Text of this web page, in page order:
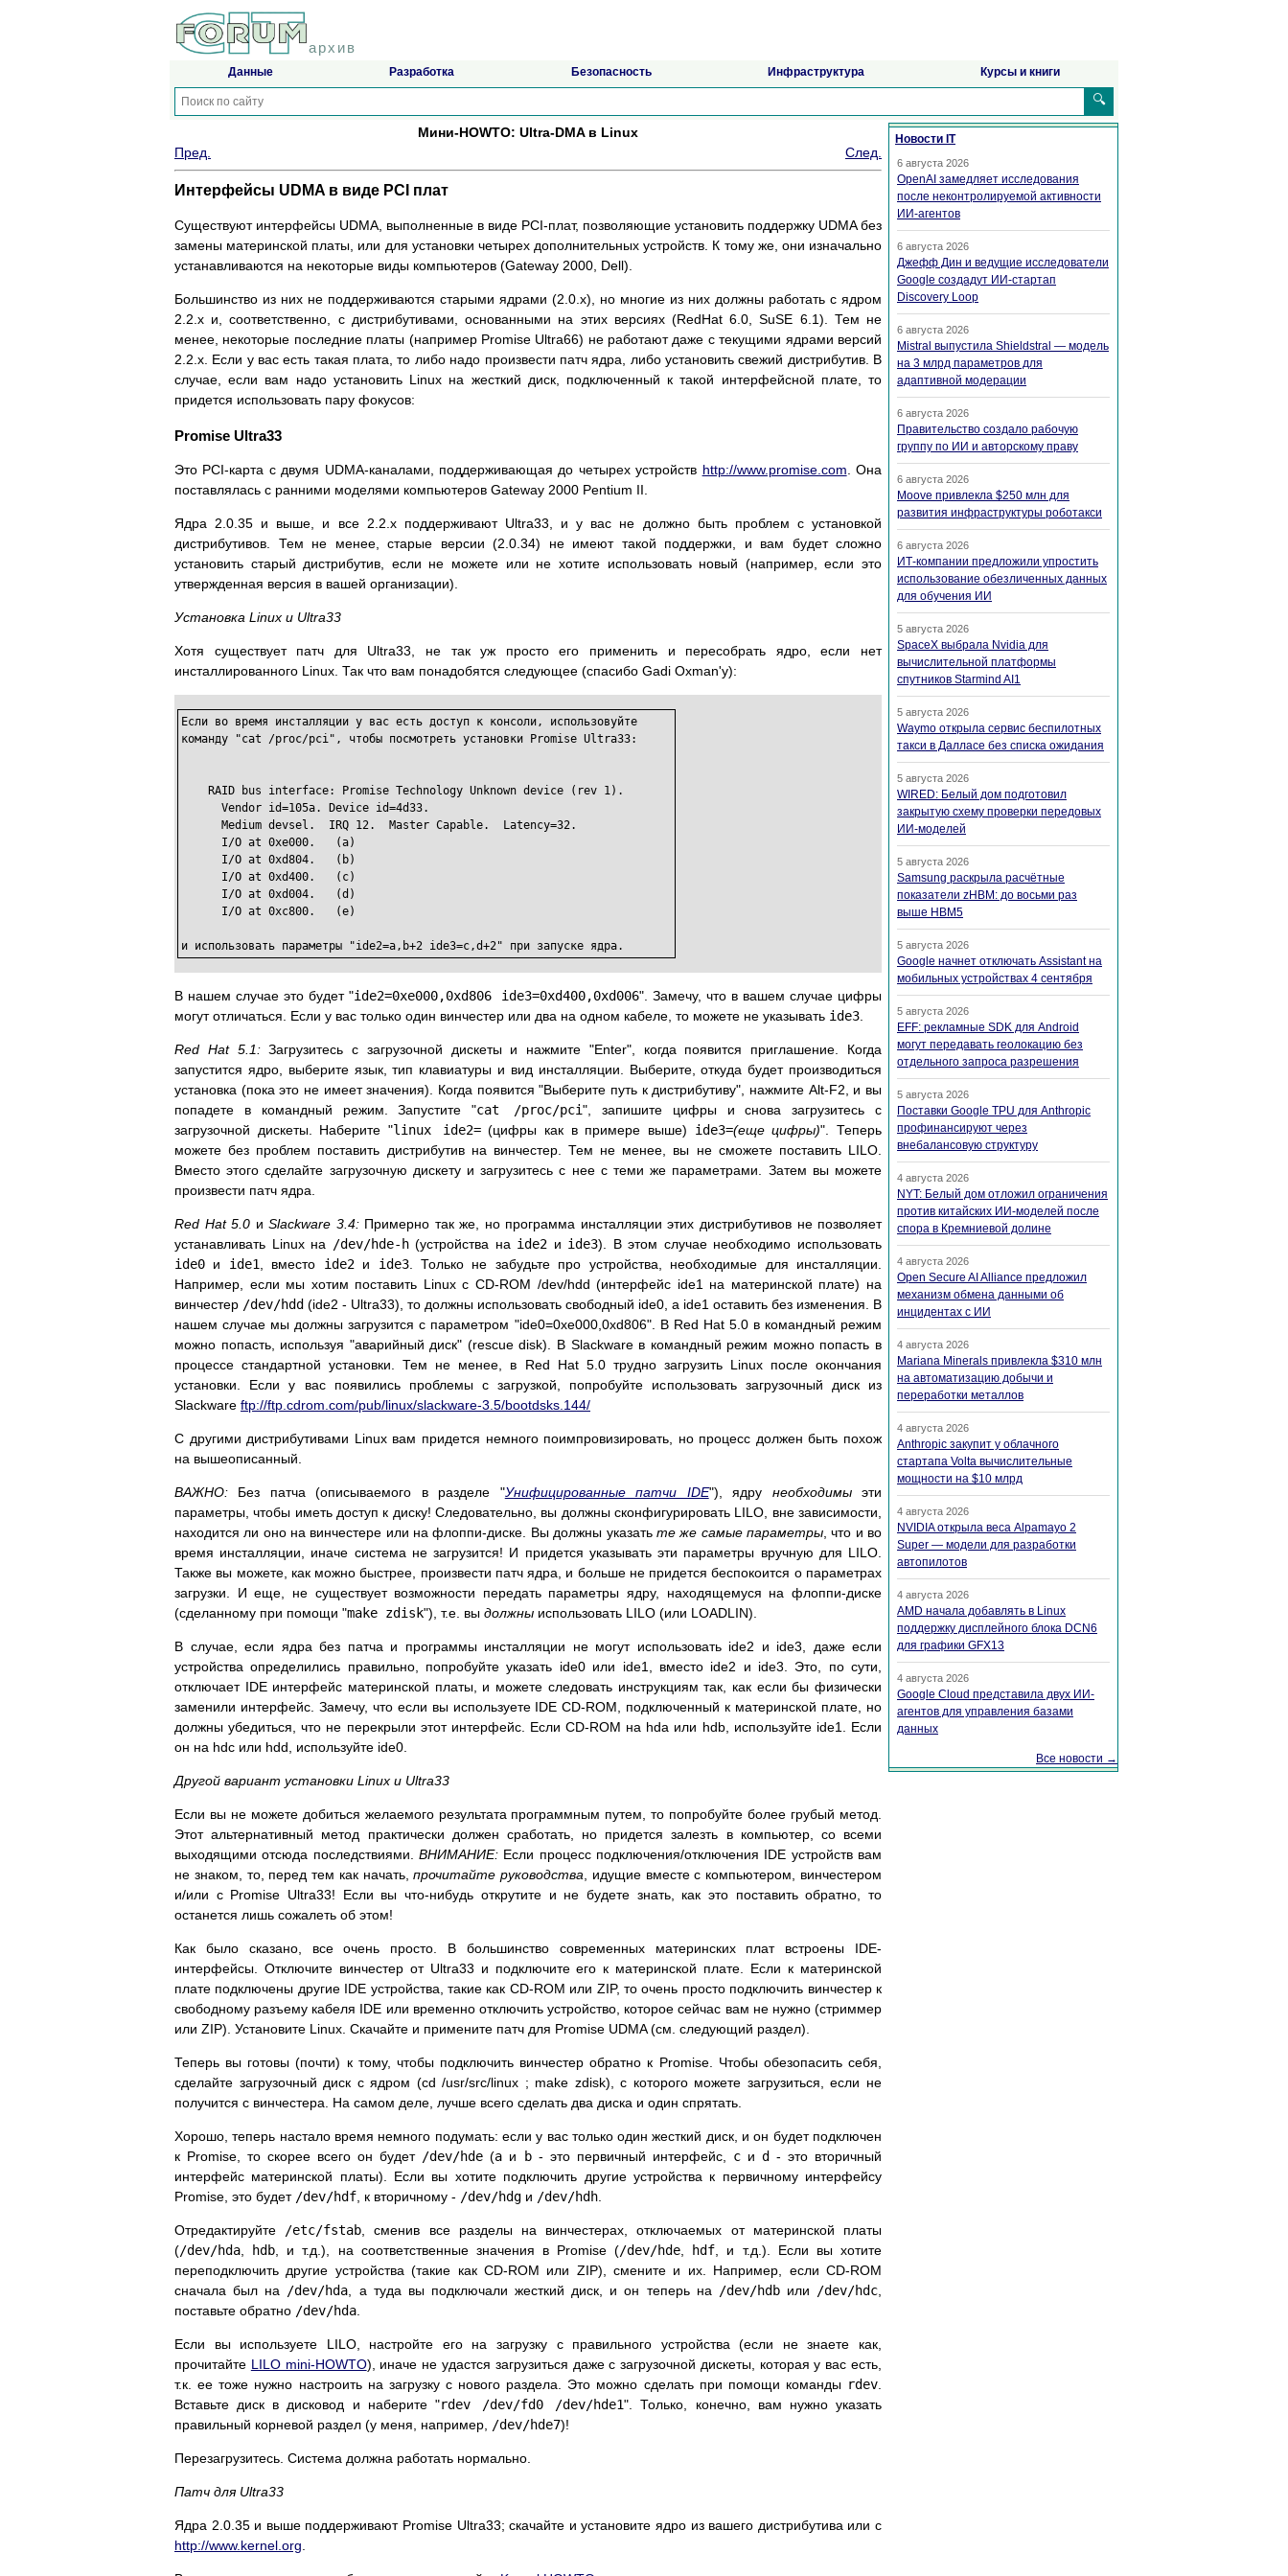
архив
Данные Разработка Безопасность Инфраструктура Курсы и книги
🔍
Мини-HOWTO: Ultra-DMA в Linux
Пред.
След.
Интерфейсы UDMA в виде PCI плат
Существуют интерфейсы UDMA, выполненные в виде PCI-плат, позволяющие установить поддержку UDMA без
замены материнской платы, или для установки четырех дополнительных устройств. К тому же, они изначально
устанавливаются на некоторые виды компьютеров (Gateway 2000, Dell).
Большинство из них не поддерживаются старыми ядрами (2.0.x), но многие из них должны работать с ядром
2.2.x и, соответственно, с дистрибутивами, основанными на этих версиях (RedHat 6.0, SuSE 6.1). Тем не
менее, некоторые последние платы (например Promise Ultra66) не работают даже с текущими ядрами версий
2.2.x. Если у вас есть такая плата, то либо надо произвести патч ядра, либо установить свежий дистрибутив. В
случае, если вам надо установить Linux на жесткий диск, подключенный к такой интерфейсной плате, то
придется использовать пару фокусов:
Promise Ultra33
Это PCI-карта с двумя UDMA-каналами, поддерживающая до четырех устройств http://www.promise.com . Она
поставлялась с ранними моделями компьютеров Gateway 2000 Pentium II.
Ядра 2.0.35 и выше, и все 2.2.x поддерживают Ultra33, и у вас не должно быть проблем с установкой
дистрибутивов. Тем не менее, старые версии (2.0.34) не имеют такой поддержки, и вам будет сложно
установить старый дистрибутив, если не можете или не хотите использовать новый (например, если это
утвержденная версия в вашей организации).
Установка Linux и Ultra33
Хотя существует патч для Ultra33, не так уж просто его применить и пересобрать ядро, если нет
инсталлированного Linux. Так что вам понадобятся следующее (спасибо Gadi Oxman'у):
Если во время инсталляции у вас есть доступ к консоли, использовуйте
команду "cat /proc/pci", чтобы посмотреть установки Promise Ultra33:
    RAID bus interface: Promise Technology Unknown device (rev 1).
      Vendor id=105a. Device id=4d33.
      Medium devsel.  IRQ 12.  Master Capable.  Latency=32.
      I/O at 0xe000.   (a)
      I/O at 0xd804.   (b)
      I/O at 0xd400.   (c)
      I/O at 0xd004.   (d)
      I/O at 0xc800.   (e)
и использовать параметры "ide2=a,b+2 ide3=c,d+2" при запуске ядра.
В нашем случае это будет "ide2=0xe000,0xd806 ide3=0xd400,0xd006". Замечу, что в вашем случае цифры
могут отличаться. Если у вас только один винчестер или два на одном кабеле, то можете не указывать ide3
Red Hat 5.1:Загрузитесь с загрузочной дискеты и нажмите "Enter", когда появится приглашение. Когда
запустится ядро, выберите язык, тип клавиатуры и вид инсталляции. Выберите, откуда будет производиться
установка (пока это не имеет значения). Когда появится "Выберите путь к дистрибутиву", нажмите Alt-F2, и вы
попадете в командный режим. Запустите "cat /proc/pci", запишите цифры и снова загрузитесь с
загрузочной дискеты. Наберите "linux ide2=(цифры как в примере выше) ide3=(еще цифры)". Теперь
можете без проблем поставить дистрибутив на винчестер. Тем не менее, вы не сможете поставить LILO.
Вместо этого сделайте загрузочную дискету и загрузитесь с нее с теми же параметрами. Затем вы можете
произвести патч ядра.
Red Hat 5.0 иSlackware 3.4:Примерно так же, но программа инсталляции этих дистрибутивов не позволяет
устанавливать Linux на
/dev/hde-h(устройства на ide2 и ide3). В этом случае необходимо использовать
ide0 и ide1 , вместо ide2и ide3. Только не забудьте про устройства, необходимые для инсталляции.
Например, если мы хотим поставить Linux c CD-ROM /dev/hdd (интерфейс ide1 на материнской плате) на
винчестер /dev/hdd (ide2 - Ultra33), то должны использовать свободный ide0, а ide1 оставить без изменения. В
нашем случае мы должны загрузится с параметром "ide0=0xe000,0xd806". В Red Hat 5.0 в командный режим
можно попасть, используя "аварийный диск" (rescue disk). В Slackware в командный режим можно попасть в
процессе стандартной установки. Тем не менее, в Red Hat 5.0 трудно загрузить Linux после окончания
установки. Если у вас появились проблемы с загрузкой, попробуйте использовать загрузочный диск из
Slackware ftp://ftp.cdrom.com/pub/linux/slackware-3.5/bootdsks.144/
С другими дистрибутивами Linux вам придется немного поимпровизировать, но процесс должен быть похож
на вышеописанный.
ВАЖНО: Без патча (описываемого в разделе "Унифицированные патчи IDE"), ядру необходимыэти
параметры, чтобы иметь доступ к диску! Следовательно, вы должны сконфигурировать LILO, вне зависимости,
находится ли оно на винчестере или на флоппи-диске. Вы должны указать те же самые параметры, что и во
время инсталляции, иначе система не загрузится! И придется указывать эти параметры вручную для LILO.
Также вы можете, как можно быстрее, произвести патч ядра, и больше не придется беспокоится о параметрах
загрузки. И еще, не существует возможности передать параметры ядру, находящемуся на флоппи-диске
(сделанному при помощи "make zdisk"), т.е. вы должны использовать LILO (или LOADLIN).
В случае, если ядра без патча и программы инсталляции не могут использовать ide2 и ide3, даже если
устройства определились правильно, попробуйте указать ide0 или ide1, вместо ide2 и ide3. Это, по сути,
отключает IDE интерфейс материнской платы, и можете следовать инструкциям так, как если бы физически
заменили интерфейс. Замечу, что если вы используете IDE CD-ROM, подключенный к материнской плате, но
должны убедиться, что не перекрыли этот интерфейс. Если CD-ROM на hda или hdb, используйте ide1. Если
он на hdc или hdd, используйте ide0.
Другой вариант установки Linux и Ultra33
Если вы не можете добиться желаемого результата программным путем, то попробуйте более грубый метод.
Этот альтернативный метод практически должен сработать, но придется залезть в компьютер, со всеми
выходящими отсюда последствиями. ВНИМАНИЕ: Если процесс подключения/отключения IDE устройств вам
не знаком, то, перед тем как начать,прочитайте руководства , идущие вместе с компьютером, винчестером
и/или с Promise Ultra33! Если вы что-нибудь открутите и не будете знать, как это поставить обратно, то
останется лишь сожалеть об этом!
Как было сказано, все очень просто. В большинство современных материнских плат встроены IDE-
интерфейсы. Отключите винчестер от Ultra33 и подключите его к материнской плате. Если к материнской
плате подключены другие IDE устройства, такие как CD-ROM или ZIP, то очень просто подключить винчестер к
свободному разъему кабеля IDE или временно отключить устройство, которое сейчас вам не нужно (стриммер
или ZIP). Установите Linux. Скачайте и примените патч для Promise UDMA (см. следующий раздел).
Теперь вы готовы (почти) к тому, чтобы подключить винчестер обратно к Promise. Чтобы обезопасить себя,
сделайте загрузочный диск с ядром (cd /usr/src/linux ; make zdisk), с которого можете загрузиться, если не
получится с винчестера. На самом деле, лучше всего сделать два диска и один спрятать.
Хорошо, теперь настало время немного подумать: если у вас только один жесткий диск, и он будет подключен
к Promise, то скорее всего он будет /dev/hde (a и b- это первичный интерфейс, cи d - это вторичный
интерфейс материнской платы). Если вы хотите подключить другие устройства к первичному интерфейсу
Promise, это будет /dev/hdf , к вторичному - /dev/hdg и /dev/hdh
Отредактируйте /etc/fstab , сменив все разделы на винчестерах, отключаемых от материнской платы
(/dev/hda hdb , и т.д.), на соответственные значения в Promise (/dev/hde hdf , и т.д.). Если вы хотите
переподключить другие устройства (такие как CD-ROM или ZIP), смените и их. Например, если CD-ROM
сначала был на
/dev/hda , а туда вы подключали жесткий диск, и он теперь на /dev/hdbили /dev/hdc
поставьте обратно /dev/hda
Если вы используете LILO, настройте его на загрузку с правильного устройства (если не знаете как,
прочитайте LILO mini-HOWTO), иначе не удастся загрузиться даже с загрузочной дискеты, которая у вас есть,
т.к. ее тоже нужно настроить на загрузку с нового раздела. Это можно сделать при помощи команды rdev
Вставьте диск в дисковод и наберите "rdev /dev/fd0 /dev/hde1". Только, конечно, вам нужно указать
правильный корневой раздел (у меня, например,
/dev/hde7)!
Перезагрузитесь. Система должна работать нормально.
Патч для Ultra33
Ядра 2.0.35 и выше поддерживают Promise Ultra33; скачайте и установите ядро из вашего дистрибутива или с
http://www.kernel.org
Новости IT
6 августа 2026
OpenAI замедляет исследования
после неконтролируемой активности
ИИ-агентов
6 августа 2026
Джефф Дин и ведущие исследователи
Google создадут ИИ-стартап
Discovery Loop
6 августа 2026
Mistral выпустила Shieldstral — модель
на 3 млрд параметров для
адаптивной модерации
6 августа 2026
Правительство создало рабочую
группу по ИИ и авторскому праву
6 августа 2026
Moove привлекла $250 млн для
развития инфраструктуры роботакси
6 августа 2026
ИТ-компании предложили упростить
использование обезличенных данных
для обучения ИИ
5 августа 2026
SpaceX выбрала Nvidia для
вычислительной платформы
спутников Starmind AI1
5 августа 2026
Waymo открыла сервис беспилотных
такси в Далласе без списка ожидания
5 августа 2026
WIRED: Белый дом подготовил
закрытую схему проверки передовых
ИИ-моделей
5 августа 2026
Samsung раскрыла расчётные
показатели zHBM: до восьми раз
выше HBM5
5 августа 2026
Google начнет отключать Assistant на
мобильных устройствах 4 сентября
5 августа 2026
EFF: рекламные SDK для Android
могут передавать геолокацию без
отдельного запроса разрешения
5 августа 2026
Поставки Google TPU для Anthropic
профинансируют через
внебалансовую структуру
4 августа 2026
NYT: Белый дом отложил ограничения
против китайских ИИ-моделей после
спора в Кремниевой долине
4 августа 2026
Open Secure AI Alliance предложил
механизм обмена данными об
инцидентах с ИИ
4 августа 2026
Mariana Minerals привлекла $310 млн
на автоматизацию добычи и
переработки металлов
4 августа 2026
Anthropic закупит у облачного
стартапа Volta вычислительные
мощности на $10 млрд
4 августа 2026
NVIDIA открыла веса Alpamayo 2
Super — модели для разработки
автопилотов
4 августа 2026
AMD начала добавлять в Linux
поддержку дисплейного блока DCN6
для графики GFX13
4 августа 2026
Google Cloud представила двух ИИ-
агентов для управления базами
данных
Все новости →